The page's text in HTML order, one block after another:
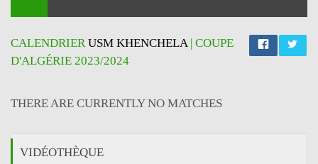
CALENDRIERUSM KHENCHELA| COUPE
D'ALGÉRIE 2023/2024
THERE ARE CURRENTLY NO MATCHES
VIDÉOTHÈQUE